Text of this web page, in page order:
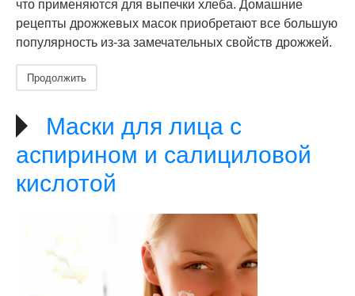
что применяются для выпечки хлеба. Домашние
рецепты дрожжевых масок приобретают все большую
популярность из-за замечательных свойств дрожжей.
Продолжить
Маски для лица с
аспирином и салициловой
кислотой